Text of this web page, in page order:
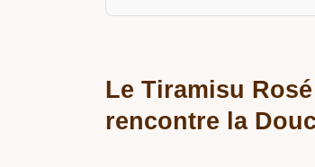
Le Tiramisu
rencontre la